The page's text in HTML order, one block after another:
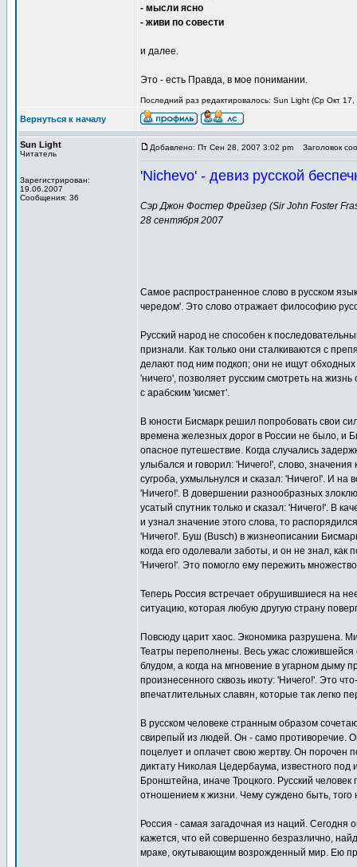
- мысли ясно
- живи по совести
и далее.
Это - есть Правда, в мое понимании.
Последний раз редактировалось: Sun Light (Ср Окт
Вернуться к началу
Sun Light
Читатель
Зарегистрирован:
19.06.2007
Сообщения: 36
Добавлено: Пт Сен 28, 2007 3:02 pm Заголовок
'Nichevo' - девиз русской
Сэр Джон Фостер Фрейзер (Sir John Foster
28 сентября 2007
Самое распространенное слово в русском
чередом'. Это слово отражает философию
Русский народ не способен к
признали. Как только они сталкиваются с
делают под ним подкоп; они не ищут
'ничего', позволяет русским смотреть на
с арабским 'кисмет'.
В юности Бисмарк решил попробовать свои
времена железных дорог в России не было, и
опасное путешествие. Когда случались
улыбался и говорил: 'Ничего!', слово, значения
сугроба, ухмыльнулся и сказал: 'Ничего!'. И
'Ничего!'. В довершении разнообразных
усатый спутник только и сказал: 'Ничего!'. В
и узнал значение этого слова, то
'Ничего!'. Буш (Busch) в жизнеописании
когда его одолевали заботы, и он не знал,
'Ничего!'. Это помогло ему пережить
Теперь Россия встречает обрушившиеся на
ситуацию, которая любую другую страну
Повсюду царит хаос. Экономика разрушена.
Театры переполнены. Весь ужас сложившейся
блудом, а когда на мгновение в угарном дыму
произнесенного сквозь икоту: 'Ничего!'. Это
впечатлительных славян, которые так легко
В русском человеке странным образом
свирепый из людей. Он - само противоречие.
поцелует и оплачет свою жертву. Он порочен
диктату Николая Цедербаума, известного
Бронштейна, иначе Троцкого. Русский
отношением к жизни. Чему суждено быть, того
Россия - самая загадочная из наций.
кажется, что ей совершенно безразлично,
мраке, окутывающим возрожденный мир. Ею